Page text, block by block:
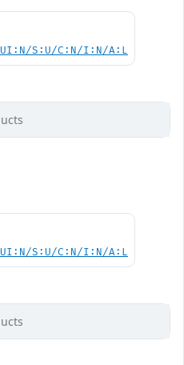
UI:N/S:U/C:N/I:N/A:L
UI:N/S:U/C:N/I:N/A:L